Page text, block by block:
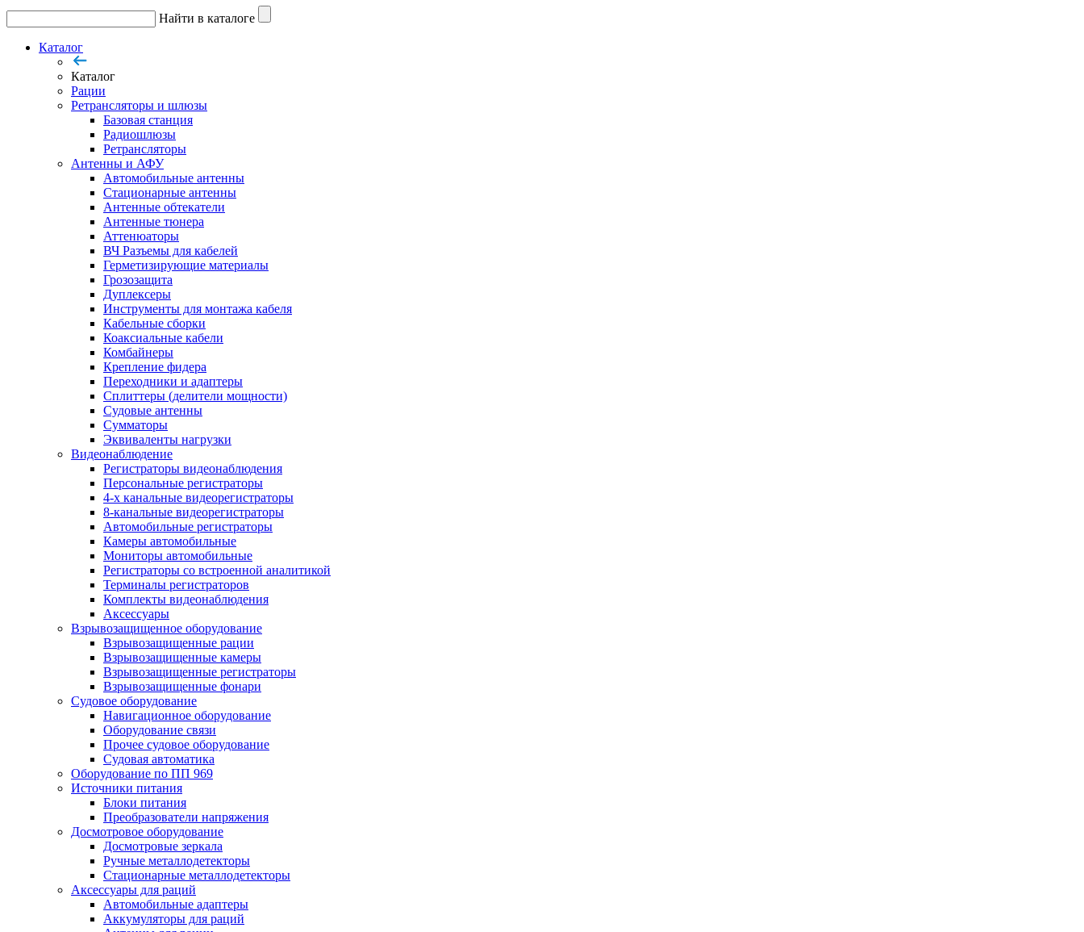
Найти в каталоге
Каталог
Каталог
Рации
Ретрансляторы и шлюзы
Базовая станция
Радиошлюзы
Ретрансляторы
Антенны и АФУ
Автомобильные антенны
Стационарные антенны
Антенные обтекатели
Антенные тюнера
Аттенюаторы
ВЧ Разъемы для кабелей
Герметизирующие материалы
Грозозащита
Дуплексеры
Инструменты для монтажа кабеля
Кабельные сборки
Коаксиальные кабели
Комбайнеры
Крепление фидера
Переходники и адаптеры
Сплиттеры (делители мощности)
Судовые антенны
Сумматоры
Эквиваленты нагрузки
Видеонаблюдение
Регистраторы видеонаблюдения
Персональные регистраторы
4-х канальные видеорегистраторы
8-канальные видеорегистраторы
Автомобильные регистраторы
Камеры автомобильные
Мониторы автомобильные
Регистраторы со встроенной аналитикой
Терминалы регистраторов
Комплекты видеонаблюдения
Аксессуары
Взрывозащищенное оборудование
Взрывозащищенные рации
Взрывозащищенные камеры
Взрывозащищенные регистраторы
Взрывозащищенные фонари
Судовое оборудование
Навигационное оборудование
Оборудование связи
Прочее судовое оборудование
Судовая автоматика
Оборудование по ПП 969
Источники питания
Блоки питания
Преобразователи напряжения
Досмотровое оборудование
Досмотровые зеркала
Ручные металлодетекторы
Стационарные металлодетекторы
Аксессуары для раций
Автомобильные адаптеры
Аккумуляторы для раций